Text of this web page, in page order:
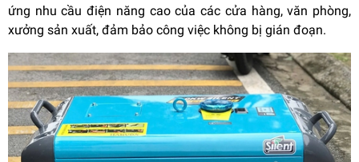
ứng nhu cầu điện năng cao của các cửa hàng, văn phòng,
xưởng sản xuất, đảm bảo công việc không bị gián đoạn.